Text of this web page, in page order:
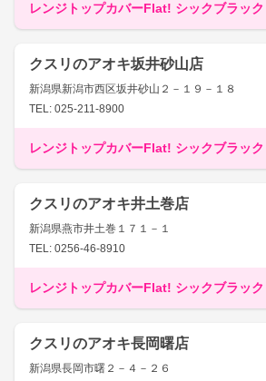
レンジトップカバーFlat! シックブラック
クスリのアオキ坂井砂山店
新潟県新潟市西区坂井砂山２－１９－１８
TEL: 025-211-8900
レンジトップカバーFlat! シックブラック
クスリのアオキ井土巻店
新潟県燕市井土巻１７１－１
TEL: 0256-46-8910
レンジトップカバーFlat! シックブラック
クスリのアオキ長岡曙店
新潟県長岡市曙２－４－２６